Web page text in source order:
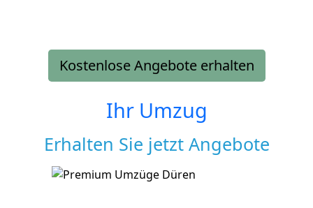
Kostenlose Angebote erhalten
Ihr Umzug
Erhalten Sie jetzt Angebote